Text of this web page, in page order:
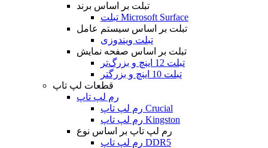
تبلت بر اساس برند
تبلت Microsoft Surface
تبلت بر اساس سیستم عامل
تبلت ویندوزی
تبلت بر اساس صفحه نمایش
تبلت 12 اینچ و بزرگ‌تر
تبلت 10 اینچ و بزرگتر
قطعات لپ تاپ
رم لپ تاپ
رم لپ تاپ Crucial
رم لپ تاپ Kingston
رم لپ تاپ بر اساس نوع
رم لپ تاپ DDR5